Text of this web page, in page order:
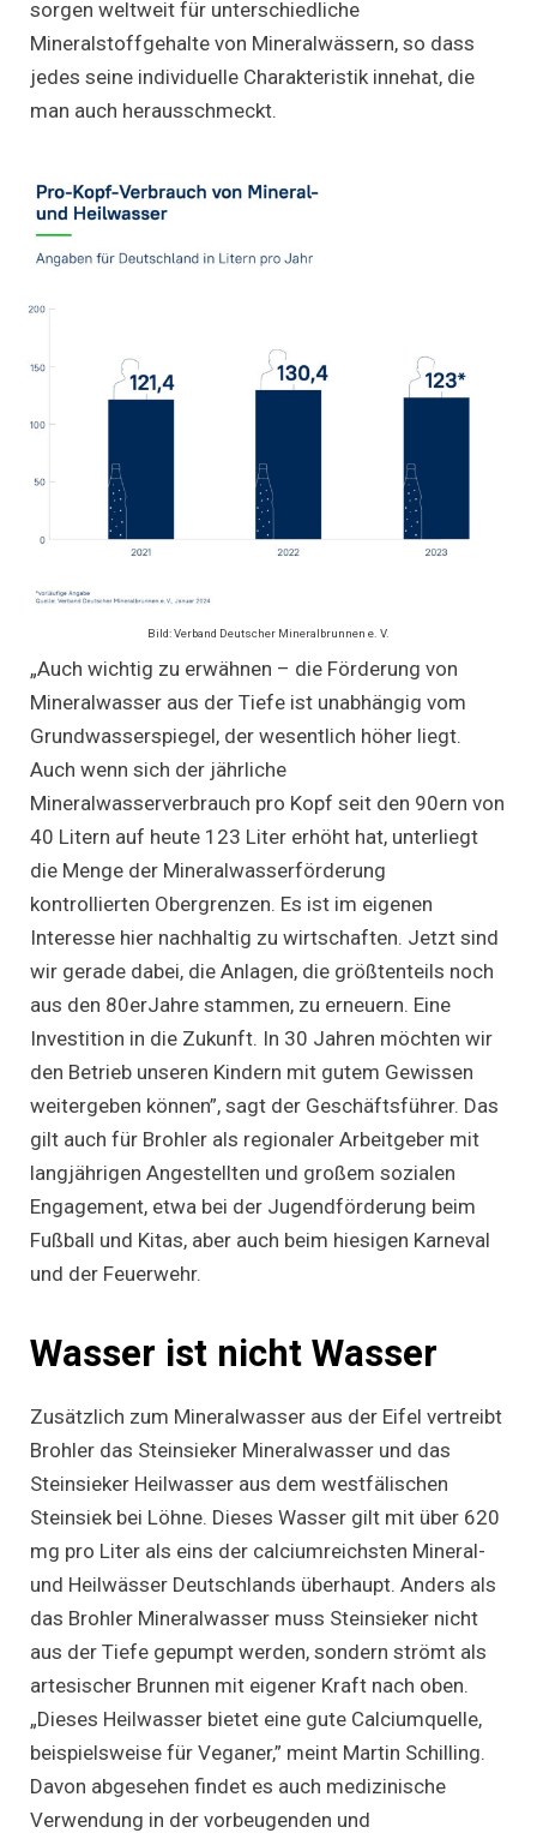
sorgen weltweit für unterschiedliche
Mineralstoffgehalte von Mineralwässern, so dass
jedes seine individuelle Charakteristik innehat, die
man auch herausschmeckt.
Bild: Verband Deutscher Mineralbrunnen e. V.
„Auch wichtig zu erwähnen – die Förderung von
Mineralwasser aus der Tiefe ist unabhängig vom
Grundwasserspiegel, der wesentlich höher liegt.
Auch wenn sich der jährliche
Mineralwasserverbrauch pro Kopf seit den 90ern von
40 Litern auf heute 123 Liter erhöht hat, unterliegt
die Menge der Mineralwasserförderung
kontrollierten Obergrenzen. Es ist im eigenen
Interesse hier nachhaltig zu wirtschaften. Jetzt sind
wir gerade dabei, die Anlagen, die größtenteils noch
aus den 80erJahre stammen, zu erneuern. Eine
Investition in die Zukunft. In 30 Jahren möchten wir
den Betrieb unseren Kindern mit gutem Gewissen
weitergeben können”, sagt der Geschäftsführer. Das
gilt auch für Brohler als regionaler Arbeitgeber mit
langjährigen Angestellten und großem sozialen
Engagement, etwa bei der Jugendförderung beim
Fußball und Kitas, aber auch beim hiesigen Karneval
und der Feuerwehr.
Wasser ist nicht Wasser
Zusätzlich zum Mineralwasser aus der Eifel vertreibt
Brohler das Steinsieker Mineralwasser und das
Steinsieker Heilwasser aus dem westfälischen
Steinsiek bei Löhne. Dieses Wasser gilt mit über 620
mg pro Liter als eins der calciumreichsten Mineral-
und Heilwässer Deutschlands überhaupt. Anders als
das Brohler Mineralwasser muss Steinsieker nicht
aus der Tiefe gepumpt werden, sondern strömt als
artesischer Brunnen mit eigener Kraft nach oben.
„Dieses Heilwasser bietet eine gute Calciumquelle,
beispielsweise für Veganer,” meint Martin Schilling.
Davon abgesehen findet es auch medizinische
Verwendung in der vorbeugenden und